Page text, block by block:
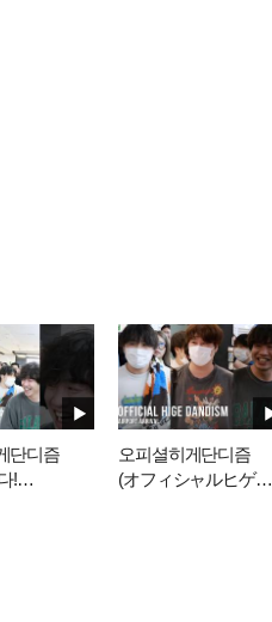
단디즘
!
오피셜히게단디즘
(オフィシャルヒゲダ